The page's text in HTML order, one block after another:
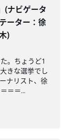
(ナビゲータ
ーター：徐
)
。ちょうど1
きな選挙でし
ナリスト、徐
＝＝...